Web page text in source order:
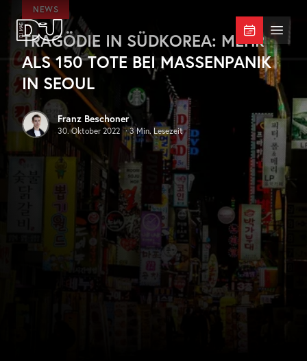
Zum Hauptinhalt springen
DJ Mag Germany Menü
NEWS
TRAGÖDIE IN SÜDKOREA: MEHR
ALS 150 TOTE BEI MASSENPANIK
IN SEOUL
Franz Beschoner
30. Oktober 2022 ·3Min. Lesezeit